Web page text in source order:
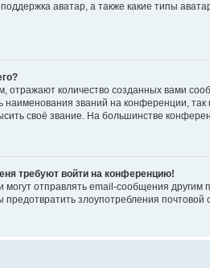
аватар, а также какие типы
количество созданных вами
званий на конференции,
своё звание. На большинстве
требуют войти на конференцию!
могут отправлять email-сообщения
предотвратить злоупотребления